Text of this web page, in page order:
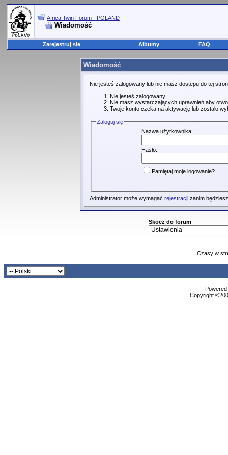
Africa Twin Forum - POLAND
Wiadomość
Zarejestruj się Albumy FAQ
Wiadomość
Nie jesteś zalogowany lub nie masz dostepu do tej
Nie jesteś zalogowany.
Nie masz wystarczających uprawnień aby
Twoje konto czeka na aktywację lub zostało
Zaloguj się
Nazwa użytkownika:
Hasło:
Pamiętaj moje logowanie?
Administrator może wymagać rejestracjizanim
Skocz do forum
Czasy w
Copyright